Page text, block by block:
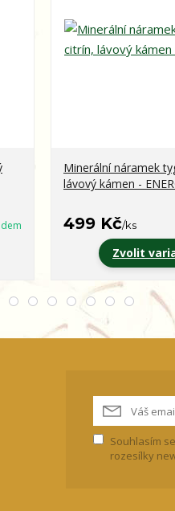
Minerální náramek
lávový kámen -
499 Kč/ks
Zvolit
Souhlasím se
rozesílky